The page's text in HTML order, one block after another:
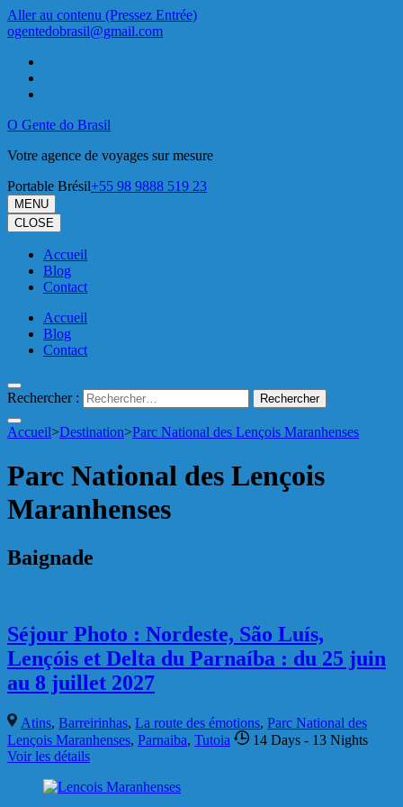
Aller au contenu (Pressez Entrée)
ogentedobrasil@gmail.com
O Gente do Brasil
Votre agence de voyages sur mesure
Portable Brésil+55 98 9888 519 23
MENU
CLOSE
Accueil
Blog
Contact
Accueil
Blog
Contact
Rechercher :
Accueil>Destination>Parc National des Lençois Maranhenses
Parc National des Lençois
Maranhenses
Baignade
Séjour Photo : Nordeste, São Luís,
Lençóis et Delta du Parnaíba : du 25 juin
au 8 juillet 2027
Atins ,Barreirinhas ,La route des émotions ,Parc National des
Lençois Maranhenses, Parnaiba, Tutoia 14 Days - 13 Nights
Voir les détails